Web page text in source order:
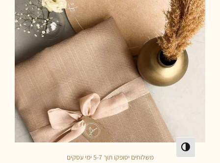
הפעל/כבה ניגודיות גבוהה
משלוחים יסופקו תוך 5-7 ימי עסקים